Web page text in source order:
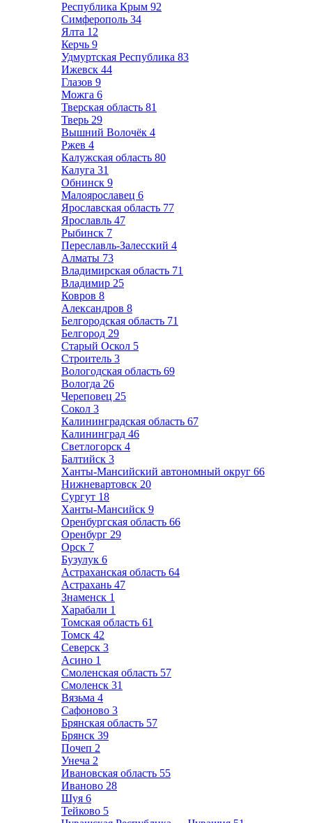
Республика Крым 92
Симферополь 34
Ялта 12
Керчь 9
Удмуртская Республика 83
Ижевск 44
Глазов 9
Можга 6
Тверская область 81
Тверь 29
Вышний Волочёк 4
Ржев 4
Калужская область 80
Калуга 31
Обнинск 9
Малоярославец 6
Ярославская область 77
Ярославль 47
Рыбинск 7
Переславль-Залесский 4
Алматы 73
Владимирская область 71
Владимир 25
Ковров 8
Александров 8
Белгородская область 71
Белгород 29
Старый Оскол 5
Строитель 3
Вологодская область 69
Вологда 26
Череповец 25
Сокол 3
Калининградская область 67
Калининград 46
Светлогорск 4
Балтийск 3
Ханты-Мансийский автономный округ 66
Нижневартовск 20
Сургут 18
Ханты-Мансийск 9
Оренбургская область 66
Оренбург 29
Орск 7
Бузулук 6
Астраханская область 64
Астрахань 47
Знаменск 1
Харабали 1
Томская область 61
Томск 42
Северск 3
Асино 1
Смоленская область 57
Смоленск 31
Вязьма 4
Сафоново 3
Брянская область 57
Брянск 39
Почеп 2
Унеча 2
Ивановская область 55
Иваново 28
Шуя 6
Тейково 5